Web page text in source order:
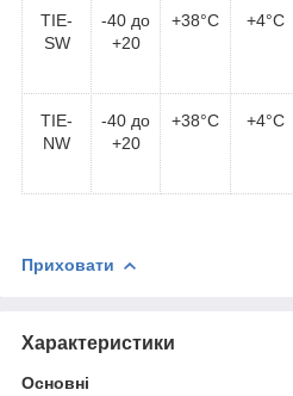
TIE-
SW
-40 до
+20
+38°С +4°С
TIE-
NW
-40 до
+20
+38°С +4°С
Приховати
Характеристики
Основні